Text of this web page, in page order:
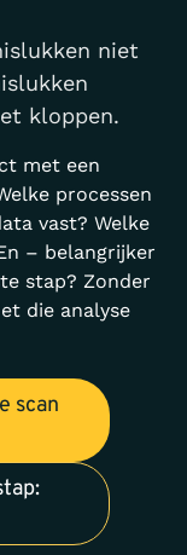
niet
kloppen.
met een
processen
vast? Welke
– belangrijker
stap? Zonder
die analyse
scan